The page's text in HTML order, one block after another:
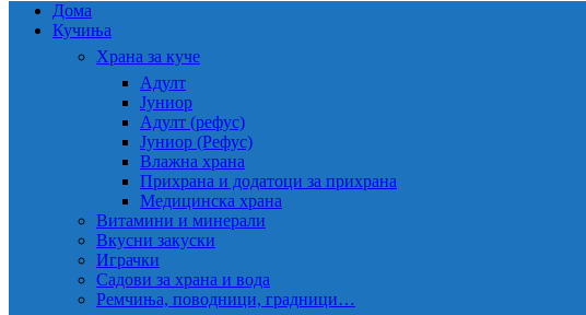
Дома
Кучиња
Храна за куче
Адулт
Јуниор
Адулт (рефус)
Јуниор (Рефус)
Влажна храна
Прихрана и додатоци за прихрана
Медицинска храна
Витамини и минерали
Вкусни закуски
Играчки
Садови за храна и вода
Ремчиња, поводници, градници…